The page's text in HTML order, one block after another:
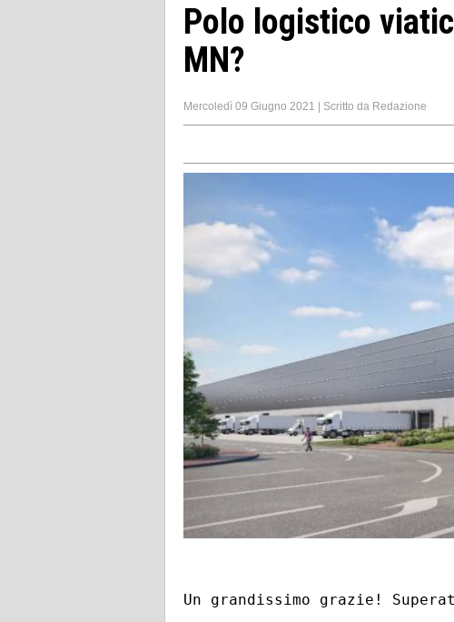
Polo logistico
MN?
Mercoledì 09 Giugno 2021 | Scritto da Redazione
Un grandissimo grazie!